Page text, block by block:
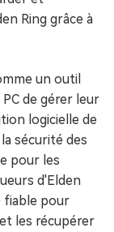
Ring grâce à
un outil
de gérer leur
logicielle de
sécurité des
pour les
d'Elden
fiable pour
les récupérer